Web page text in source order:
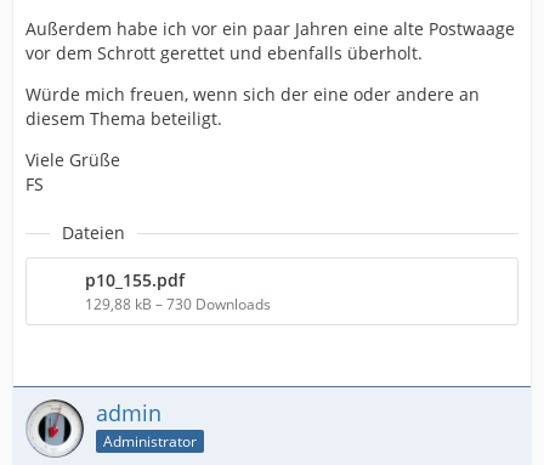
Außerdem habe ich vor ein paar Jahren eine alte Postwaage
vor dem Schrott gerettet und ebenfalls überholt.
Würde mich freuen, wenn sich der eine oder andere an
diesem Thema beteiligt.
Viele Grüße
FS
Dateien
p10_155.pdf
129,88 kB – 730 Downloads
admin
Administrator